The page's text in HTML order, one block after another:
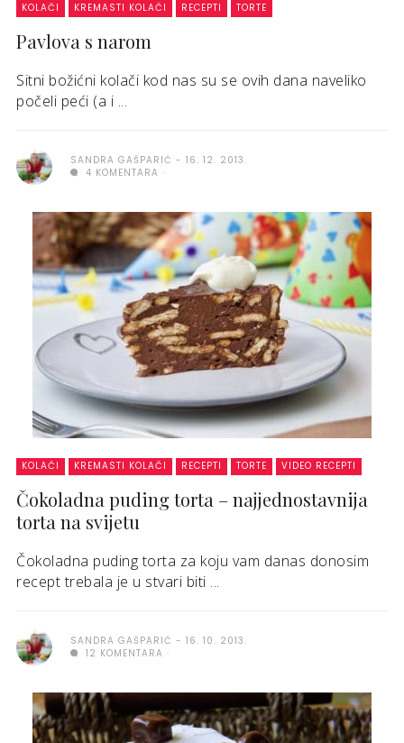
KOLAČI KREMASTI KOLAČI RECEPTI TORTE
Pavlova s narom
Sitni božićni kolači kod nas su se ovih dana naveliko
počeli peći (a i ...
SANDRA GAŠPARIĆ
16. 12. 2013.
4 KOMENTARA
KOLAČI KREMASTI KOLAČI RECEPTI TORTE VIDEO RECEPTI
Čokoladna puding torta – najjednostavnija
torta na svijetu
Čokoladna puding torta za koju vam danas donosim
recept trebala je u stvari biti ...
SANDRA GAŠPARIĆ
16. 10. 2013.
12 KOMENTARA